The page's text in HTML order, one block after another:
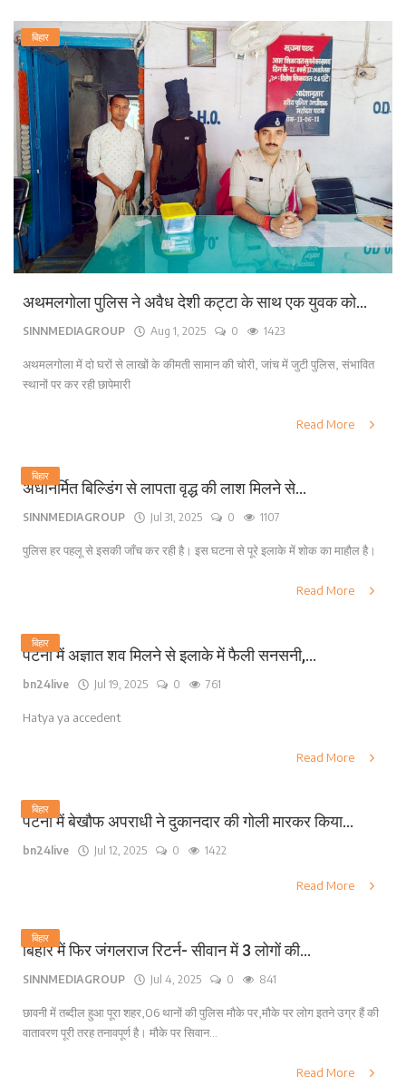
बिहार
अथमलगोला पुलिस ने अवैध देशी कट्टा के साथ एक युवक को...
SINNMEDIAGROUP Aug 1, 2025 0 1423
अथमलगोला में दो घरों से लाखों के कीमती सामान की चोरी, जांच में जुटी पुलिस, संभावित
स्थानों पर कर रही छापेमारी
Read More
बिहार
अर्धनिर्मित बिल्डिंग से लापता वृद्ध की लाश मिलने से...
SINNMEDIAGROUP Jul 31, 2025 0 1107
पुलिस हर पहलू से इसकी जाँच कर रही है। इस घटना से पूरे इलाके में शोक का माहौल है।
Read More
बिहार
पटना में अज्ञात शव मिलने से इलाके में फैली सनसनी,...
bn24live Jul 19, 2025 0 761
Hatya ya accedent
Read More
बिहार
पटना में बेखौफ अपराधी ने दुकानदार की गोली मारकर किया...
bn24live Jul 12, 2025 0 1422
Read More
बिहार
बिहार में फिर जंगलराज रिटर्न- सीवान में 3 लोगों की...
SINNMEDIAGROUP Jul 4, 2025 0 841
छावनी में तब्दील हुआ पूरा शहर,06 थानों की पुलिस मौके पर,मौके पर लोग इतने उग्र हैं की
वातावरण पूरी तरह तनावपूर्ण है। मौके पर सिवान...
Read More